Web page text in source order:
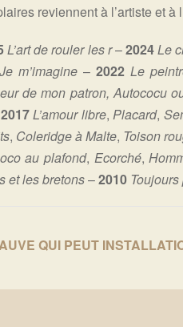
reviennent à l’artiste et à
L’art de rouler les r–2024Le
Je m’imagine– 2022 Le
de mon patron,Autococu
2017L’amour libre,Placard,
, Coleridge à Malte, Toison
au plafond, Ecorché,
et les bretons–2010
QUI PEUT